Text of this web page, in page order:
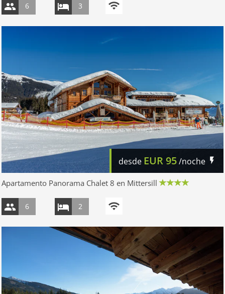
6 3
desde EUR95/noche
Apartamento Panorama Chalet 8 en Mittersill
6 2